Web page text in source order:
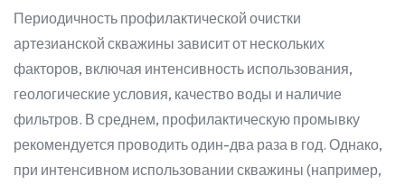
Периодичность профилактической очистки
артезианской скважины зависит от нескольких
факторов, включая интенсивность использования,
геологические условия, качество воды и наличие
фильтров. В среднем, профилактическую промывку
рекомендуется проводить один-два раза в год. Однако,
при интенсивном использовании скважины (например,